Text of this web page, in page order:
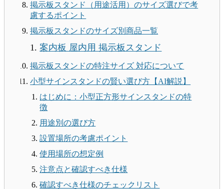
掲示板スタンド（用途活用）のサイズ選びで考
慮するポイント
掲示板スタンドのサイズ別商品一覧
案内板 屋内用 掲示板スタンド
掲示板スタンドの特注サイズ 対応について
小型サインスタンドの賢い選び方【AI解説】
はじめに：小型正方形サインスタンドの特
徴
用途別の選び方
設置場所の考慮ポイント
使用場所の想定例
注意点と確認すべき仕様
確認すべき仕様のチェックリスト